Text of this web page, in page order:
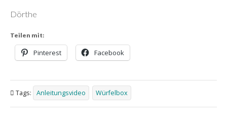
Dörthe
Teilen mit:
Pinterest Facebook
Tags: Anleitungsvideo Würfelbox